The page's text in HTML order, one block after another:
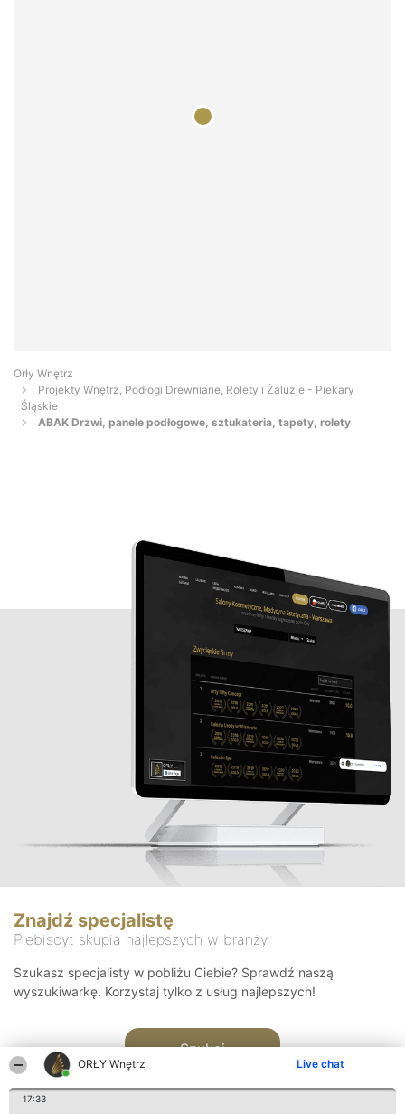
ORŁY Wnętrz Live chat
17:33
Orły Wnętrz
Projekty Wnętrz, Podłogi Drewniane, Rolety i Żaluzje - Piekary
Śląskie
ABAK Drzwi, panele podłogowe, sztukateria, tapety, rolety
Znajdź specjalistę
Plebiscyt skupia najlepszych w branży
Szukasz specjalisty w pobliżu Ciebie? Sprawdź naszą
wyszukiwarkę. Korzystaj tylko z usług najlepszych!
Szukaj